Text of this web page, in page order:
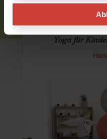
Reise
Yoga für
Mit dem
Unsere Yogamatte wird
zum fliegenden Teppich